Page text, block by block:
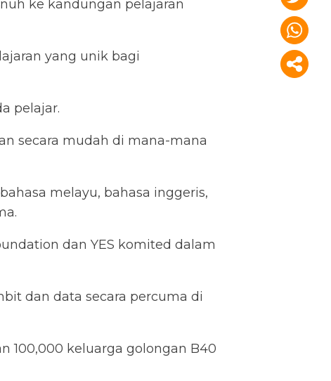
ke kandungan pelajaran
yang unik bagi
pelajar.
secara mudah di mana-mana
melayu, bahasa inggeris,
dan YES komited dalam
dan data secara percuma di
100,000 keluarga golongan B40